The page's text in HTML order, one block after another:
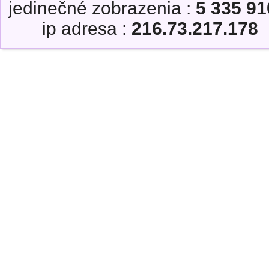
jedinečné zobrazenia : 5 335
ip adresa : 216.73.217.178